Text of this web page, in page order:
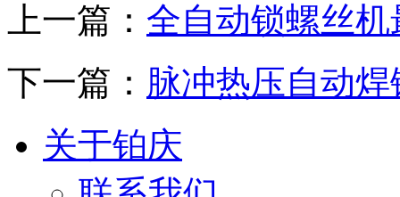
上一篇： 全自动锁螺丝
下一篇： 脉冲热压自动
关于铂庆